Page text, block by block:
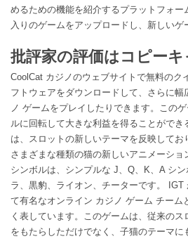
めるための機能を紹介するプラットフォ
入りのゲームをアップロードし、新しい
批評家の評価はコピー
CoolCat カジノのウェブサイトで無料の
フトウェアをダウンロードして、さらに
ノ ゲームをプレイしたりできます。この
ルに回転して大きな利益を得ることがで
は、スロットの新しいテーマを反映して
さまざまな種類の猫の新しいアニメーシ
シンボルは、シンプルな J、Q、K、A シ
ラ、黒豹、ライオン、チーターです。
て有名なオンライン カジノ ゲーム チー
く表しています。このゲームは、従来の
をもたらしただけでなく、子猫のテーマに